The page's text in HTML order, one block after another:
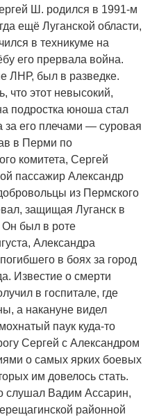
Ш. родился в 1991-м
ещё Луганской области,
в техникуме на
его прервала война.
ЛНР, был в разведке.
что этот невысокий,
подростка юноша стал
за его плечами — суровая
в Перми по
комитета, Сергей
пассажир Александр
из Пермского
защищая Луганск в
Он был в роте
Александра
в боях за город
Известие о смерти
в госпитале, где
а накануне видел
паук куда-то
Сергей с Александром
о самых ярких боевых
им довелось стать.
слушал Вадим Ассарин,
районной